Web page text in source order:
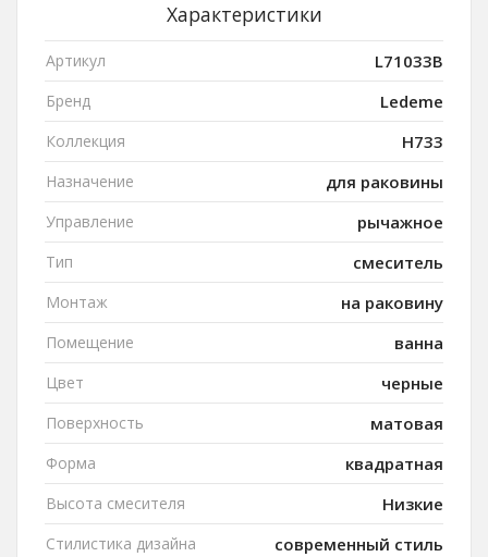
Характеристики
Артикул L71033B
Бренд Ledeme
Коллекция H733
Назначение для раковины
Управление рычажное
Тип смеситель
Монтаж на раковину
Помещение ванна
Цвет черные
Поверхность матовая
Форма квадратная
Высота смесителя Низкие
Стилистика дизайна современный стиль